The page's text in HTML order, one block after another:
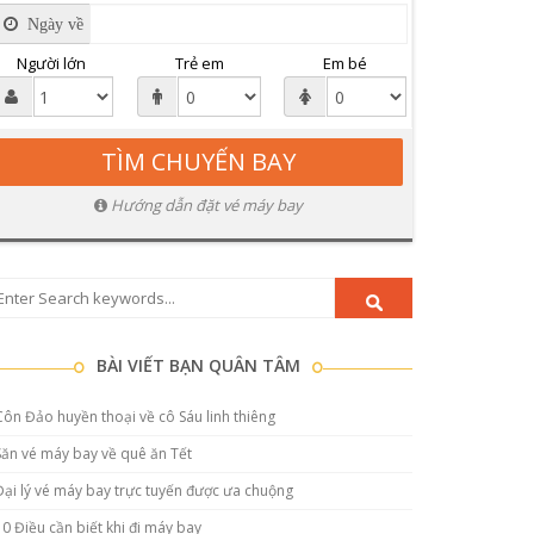
Ngày về
Người lớn Trẻ em Em bé
Hướng dẫn đặt vé máy bay
BÀI VIẾT BẠN QUÂN TÂM
Đảo huyền thoại về cô Sáu linh thiêng
vé máy bay về quê ăn Tết
lý vé máy bay trực tuyến được ưa chuộng
Điều cần biết khi đi máy bay